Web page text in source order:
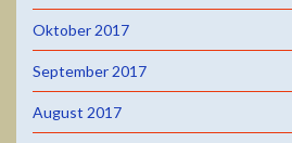
Oktober 2017
September 2017
August 2017